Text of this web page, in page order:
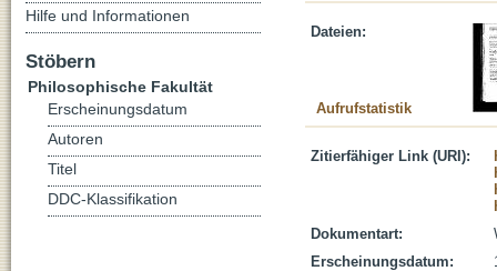
Dateien:
Aufrufstatistik
Zitierfähiger Link (URI):
Dokumentart:
Erscheinungsdatum:
Hilfe und Informationen
Stöbern
Philosophische Fakultät
Erscheinungsdatum
Autoren
Titel
DDC-Klassifikation